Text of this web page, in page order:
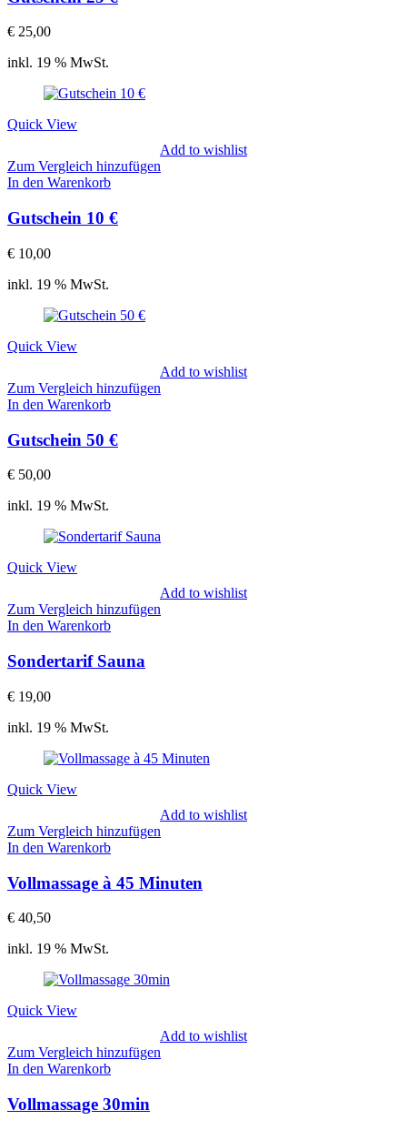
€ 25,00
inkl. 19 % MwSt.
Quick View
Add to wishlist
Zum Vergleich hinzufügen
In den Warenkorb
Gutschein 10 €
€ 10,00
inkl. 19 % MwSt.
Quick View
Add to wishlist
Zum Vergleich hinzufügen
In den Warenkorb
Gutschein 50 €
€ 50,00
inkl. 19 % MwSt.
Quick View
Add to wishlist
Zum Vergleich hinzufügen
In den Warenkorb
Sondertarif Sauna
€ 19,00
inkl. 19 % MwSt.
Quick View
Add to wishlist
Zum Vergleich hinzufügen
In den Warenkorb
Vollmassage à 45 Minuten
€ 40,50
inkl. 19 % MwSt.
Quick View
Add to wishlist
Zum Vergleich hinzufügen
In den Warenkorb
Vollmassage 30min